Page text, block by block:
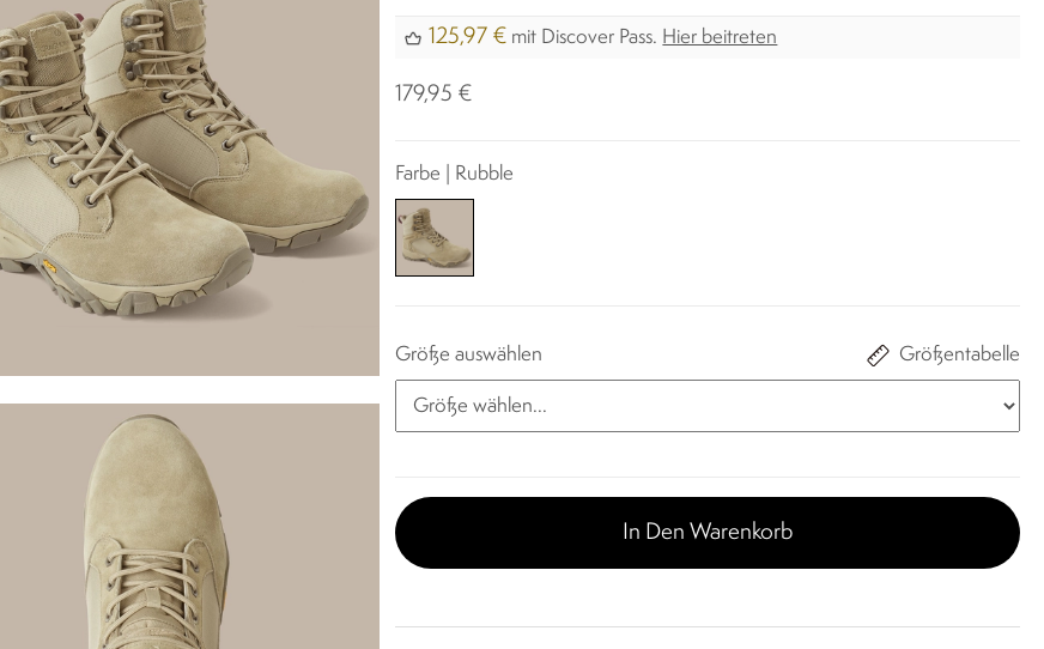
125,97 € mit Discover Pass. Hier beitreten
179,95 €
Farbe | Rubble​
Größe auswählen Größentabelle
In Den Warenkorb